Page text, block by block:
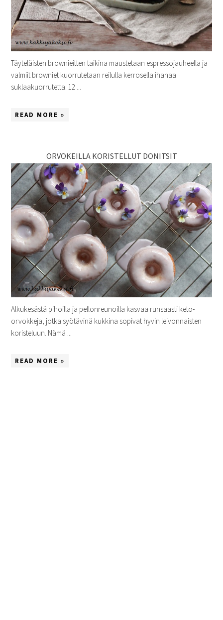
Täyteläisten brownieitten taikina maustetaan espressojauheella ja
valmiit browniet kuorrutetaan reilulla kerrosella ihanaa
suklaakuorrutetta. 12 ...
READ MORE »
ORVOKEILLA KORISTELLUT DONITSIT
Alkukesästä pihoilla ja pellonreunoilla kasvaa runsaasti keto-
orvokkeja, jotka syötävinä kukkina sopivat hyvin leivonnaisten
koristeluun. Nämä ...
READ MORE »